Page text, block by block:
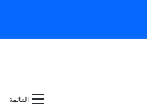
القائمة